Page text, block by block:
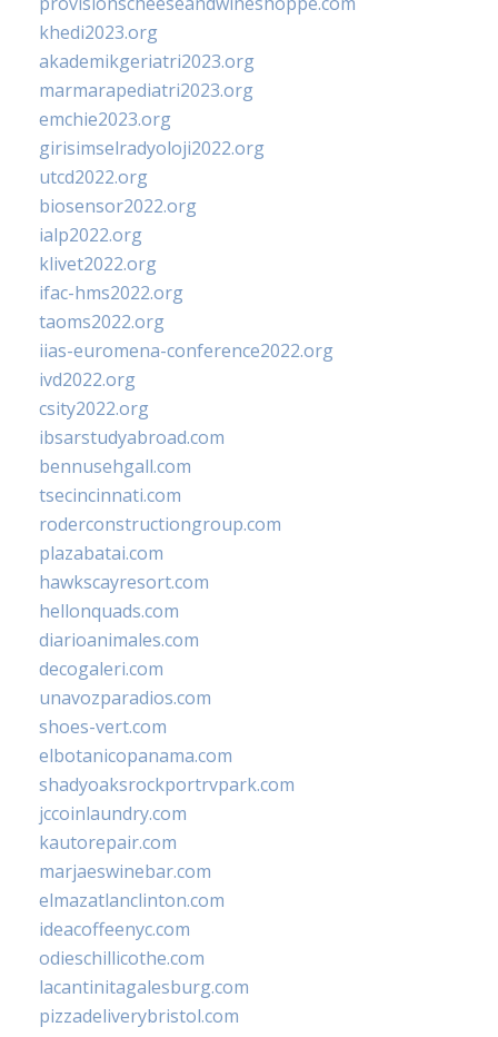
khedi2023.org
akademikgeriatri2023.org
marmarapediatri2023.org
emchie2023.org
girisimselradyoloji2022.org
utcd2022.org
biosensor2022.org
ialp2022.org
klivet2022.org
ifac-hms2022.org
taoms2022.org
iias-euromena-conference2022.org
ivd2022.org
csity2022.org
ibsarstudyabroad.com
bennusehgall.com
tsecincinnati.com
roderconstructiongroup.com
plazabatai.com
hawkscayresort.com
hellonquads.com
diarioanimales.com
decogaleri.com
unavozparadios.com
shoes-vert.com
elbotanicopanama.com
shadyoaksrockportrvpark.com
jccoinlaundry.com
kautorepair.com
marjaeswinebar.com
elmazatlanclinton.com
ideacoffeenyc.com
odieschillicothe.com
lacantinitagalesburg.com
pizzadeliverybristol.com